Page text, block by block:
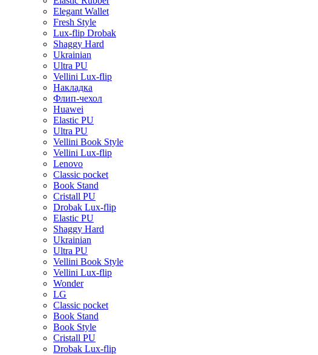
Elegant Wallet
Fresh Style
Lux-flip Drobak
Shaggy Hard
Ukrainian
Ultra PU
Vellini Lux-flip
Накладка
Флип-чехол
Huawei
Elastic PU
Ultra PU
Vellini Book Style
Vellini Lux-flip
Lenovo
Classic pocket
Book Stand
Cristall PU
Drobak Lux-flip
Elastic PU
Shaggy Hard
Ukrainian
Ultra PU
Vellini Book Style
Vellini Lux-flip
Wonder
LG
Classic pocket
Book Stand
Book Style
Cristall PU
Drobak Lux-flip